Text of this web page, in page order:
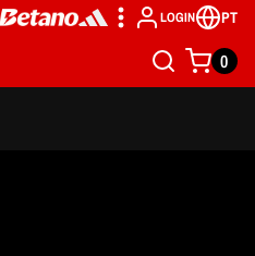
LOGIN PT
0